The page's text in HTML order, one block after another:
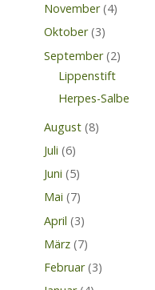
November (4)
Oktober (3)
September (2)
Lippenstift
Herpes-Salbe
August (8)
Juli (6)
Juni (5)
Mai (7)
April (3)
März (7)
Februar (3)